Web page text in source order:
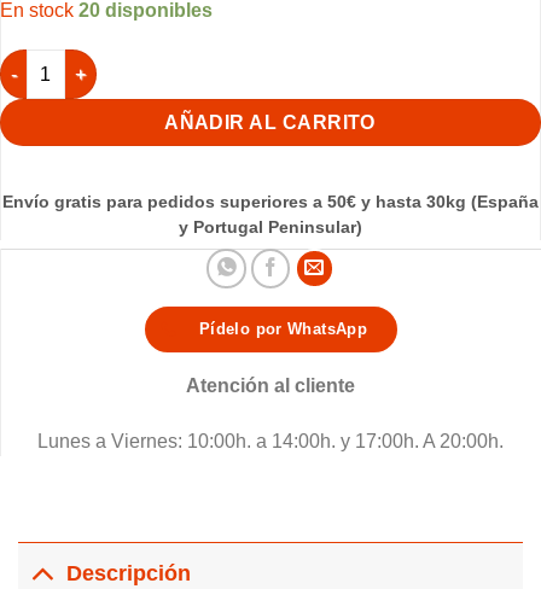
20 disponibles
Comedero Germinado C/Base IDIA cantidad
AÑADIR AL CARRITO
Envío gratis para pedidos superiores a 50€ y hasta 30kg (España
y Portugal Peninsular)
Pídelo por WhatsApp
Atención al cliente
Lunes a Viernes: 10:00h. a 14:00h. y 17:00h. A 20:00h.
Descripción